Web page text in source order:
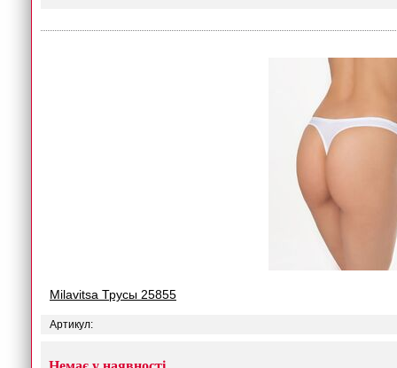
Milavitsa Трусы 25855
Артикул: